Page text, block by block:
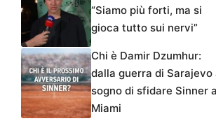
“Siamo più forti, ma si
gioca tutto sui nervi”
Chi è Damir Dzumhur:
dalla guerra di Sarajevo
sogno di sfidare Sinner a
Miami